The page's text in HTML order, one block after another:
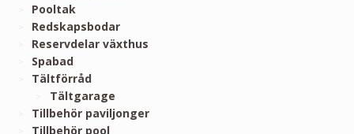
Pooltak
Redskapsbodar
Reservdelar växthus
Spabad
Tältförråd
Tältgarage
Tillbehör paviljonger
Tillbehör pool